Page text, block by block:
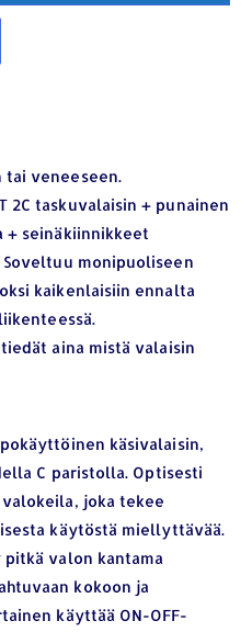
tai veneeseen.
2C taskuvalaisin + punainen
seinäkiinnikkeet
monipuoliseen
kaikenlaisiin ennalta
aina mistä valaisin
käsivalaisin,
C paristolla. Optisesti
joka tekee
käytöstä miellyttävää.
pitkä valon kantama
kokoon ja
käyttää ON-OFF-